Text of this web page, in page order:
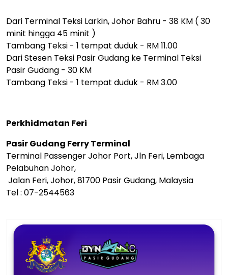
Dari Terminal Teksi Larkin, Johor Bahru - 38 KM ( 30
minit hingga 45 minit )
Tambang Teksi - 1 tempat duduk - RM 11.00
Dari Stesen Teksi Pasir Gudang ke Terminal Teksi
Pasir Gudang - 30 KM
Tambang Teksi - 1 tempat duduk - RM 3.00
Perkhidmatan Feri
Pasir Gudang Ferry Terminal
Terminal Passenger Johor Port, Jln Feri, Lembaga
Pelabuhan Johor,
Jalan Feri, Johor, 81700 Pasir Gudang, Malaysia
Tel : 07-2544563